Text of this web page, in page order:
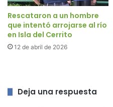
Rescataron a un hombre
que intentó arrojarse al río
en Isla del Cerrito
12 de abril de 2026
Deja una respuesta